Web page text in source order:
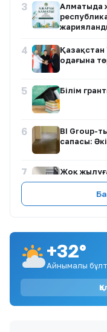
3
Алматыда
4
Қазақстан
одағына
5 Білім
6
BI Group-
сапасы:
7
Жоқ
заңсыз
9
‘т Скип
10
қаза тапты
+32°
Айнымалы бұлт